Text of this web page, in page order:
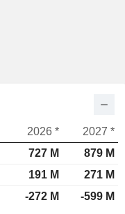
2026 *
2027 *
727 M
879 M
191 M
271 M
-272 M -599 M